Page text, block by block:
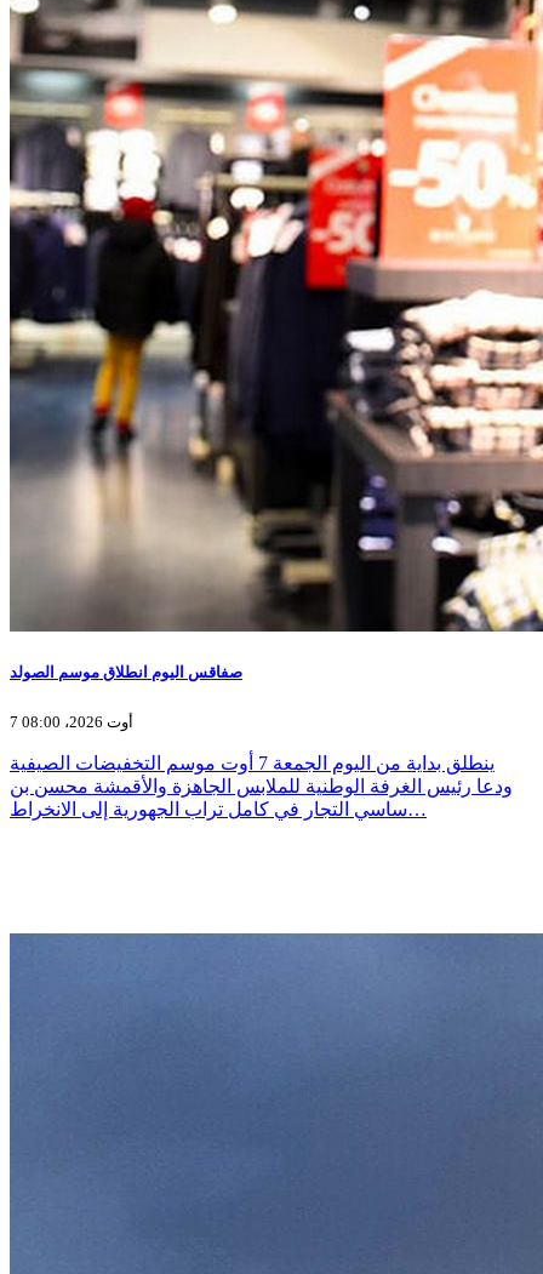
صفاقس اليوم انطلاق موسم الصولد
7 أوت 2026، 08:00
ينطلق بداية من اليوم الجمعة 7 أوت موسم التخفيضات الصيفية
ودعا رئيس الغرفة الوطنية للملابس الجاهزة والأقمشة محسن بن
ساسي التجار في كامل تراب الجهورية إلى الانخراط…